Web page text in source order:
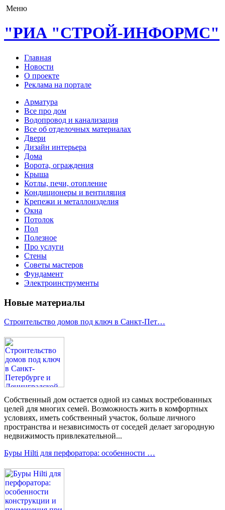
Меню
"РИА "СТРОЙ-ИНФОРМС"
Главная
Новости
О проекте
Реклама на портале
Арматура
Все про дом
Водопровод и канализация
Все об отделочных материалах
Двери
Дизайн интерьера
Дома
Ворота, ограждения
Крыша
Котлы, печи, отопление
Кондиционеры и вентиляция
Крепежи и металлоизделия
Окна
Потолок
Пол
Полезное
Про услуги
Стены
Советы мастеров
Фундамент
Электроинструменты
Новые материалы
Строительство домов под ключ в Санкт-Пет…
Собственный дом остается одной из самых востребованных
целей для многих семей. Возможность жить в комфортных
условиях, иметь собственный участок, больше личного
пространства и независимость от соседей делает загородную
недвижимость привлекательной...
Буры Hilti для перфоратора: особенности …